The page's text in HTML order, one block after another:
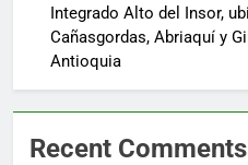
Integrado Alto del Insor,
Cañasgordas, Abriaquí y
Antioquia
Recent Comments